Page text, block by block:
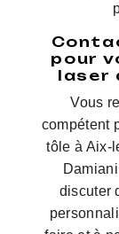
pour
laser
Vous
compétent
tôle à Aix-
discuter